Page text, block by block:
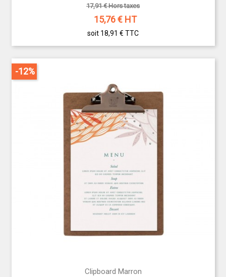
17,91 € Hors taxes
15,76€ HT
soit 18,91 € TTC
Clipboard Marron
-12%